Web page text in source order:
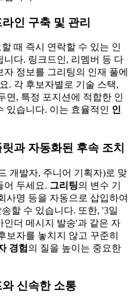
인 구축 및 관리
때 즉시 연락할 수 있는 인
다. 링크드인, 리멤버 등 다
정보를 그리팅의 인재 풀에
. 각 후보자별로 기술 스택,
면, 특정 포지션에 적합한 인
있습니다. 이는 효율적인 인
과 자동화된 후속 조치
개발자, 주니어 기획자)로 맞
어 두세요. 그리팅의 변수 기
사명 등을 자동으로 삽입하여
할 수 있습니다. 또한, '3일
인더 메시지 발송'과 같은 자
보자를 놓치지 않고 꾸준히
경험 의 질을 높이는 중요한
신속한 소통